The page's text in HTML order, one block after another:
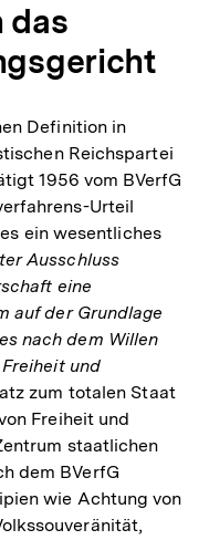
das
Definition in
Reichspartei
1956 vom BVerfG
Urteil
ein wesentliches
Ausschluss
eine
auf der Grundlage
nach dem Willen
und
zum totalen Staat
Freiheit und
staatlichen
dem BVerfG
wie Achtung von